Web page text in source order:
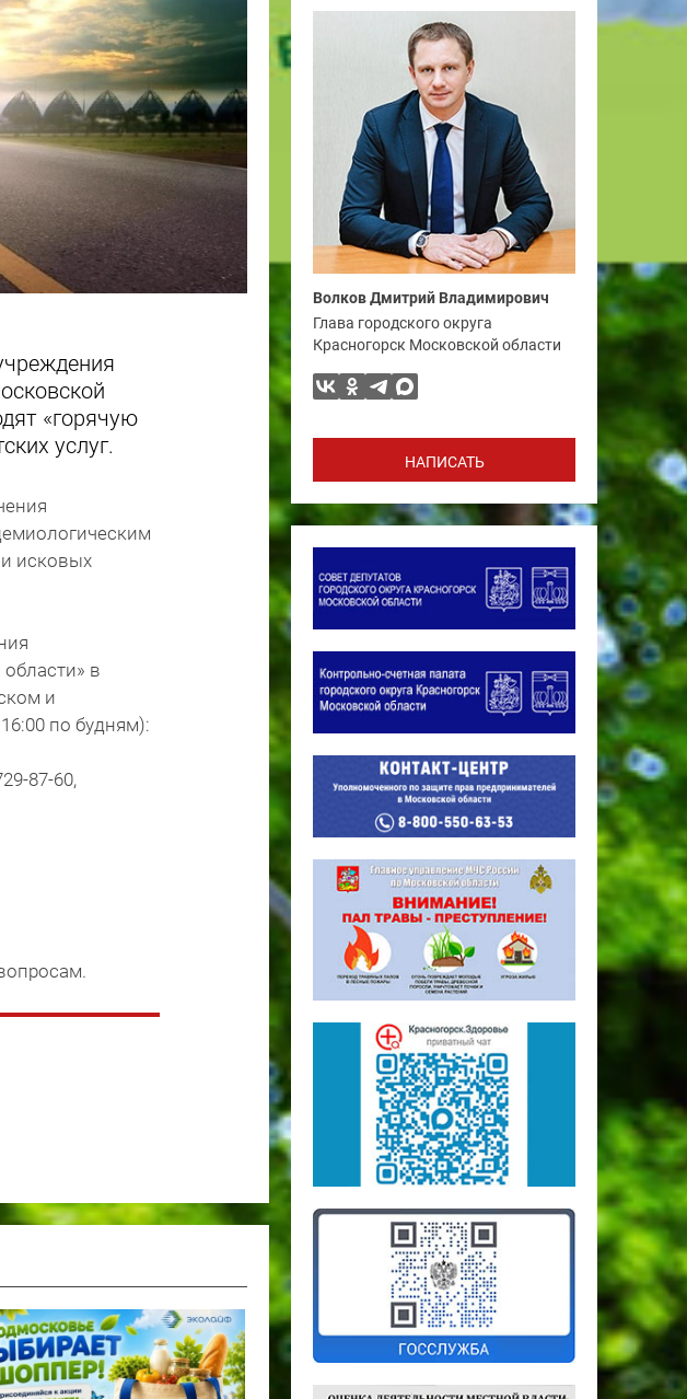
«горячую
услуг.
исковых
в
и
по будням):
87-60,
Волков Дмитрий Владимирович
Глава городского округа
Красногорск Московской области
НАПИСАТЬ